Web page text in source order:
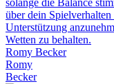
solange die Balance
über dein
Unterstützung
Wetten zu behalten.
Romy Becker
Romy
Becker